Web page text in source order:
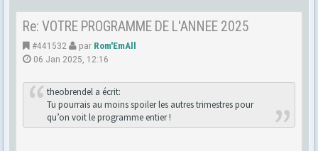
Re: VOTRE PROGRAMME DE L'ANNEE 2025
#441532 par Rom'EmAll
06 Jan 2025, 12:16
theobrendel a écrit:
Tu pourrais au moins spoiler les autres trimestres pour
qu’on voit le programme entier !